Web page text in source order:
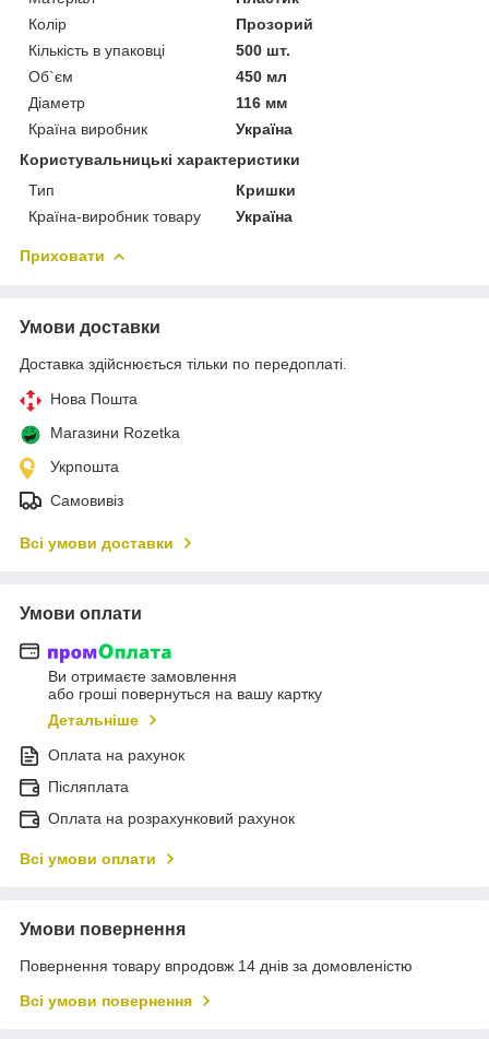
Колір
Прозорий
Кількість в упаковці
500 шт.
Об`єм
450 мл
Діаметр
116 мм
Країна виробник
Україна
Користувальницькі характеристики
Тип
Кришки
Країна-виробник товару
Україна
Приховати
Умови доставки
Доставка здійснюється тільки по передоплаті.
Нова Пошта
Магазини Rozetka
Укрпошта
Самовивіз
Всі умови доставки
Умови оплати
Ви отримаєте замовлення
або гроші повернуться на вашу картку
Детальніше
Оплата на рахунок
Післяплата
Оплата на розрахунковий рахунок
Всі умови оплати
Умови повернення
Повернення товару впродовж 14 днів за домовленістю
Всі умови повернення